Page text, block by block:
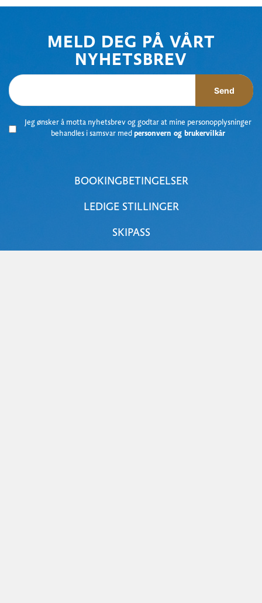
MELD DEG PÅ VÅRT
NYHETSBREV
Jeg ønsker å motta nyhetsbrev og godtar at mine personopplysninger
behandles i samsvar med personvern og brukervilkår
Send
BOOKINGBETINGELSER
LEDIGE STILLINGER
SKIPASS